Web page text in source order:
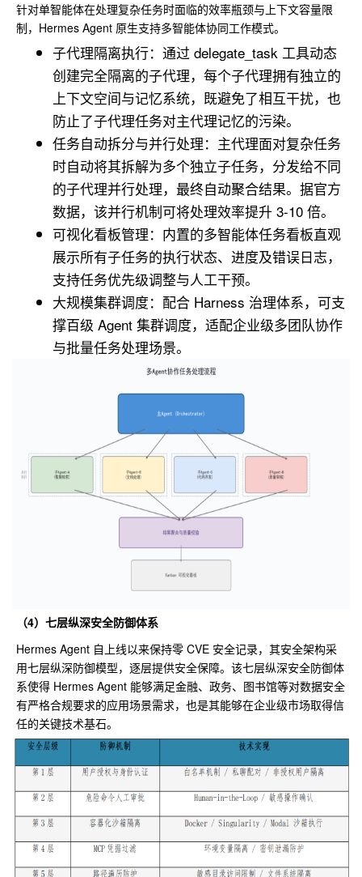
针对单智能体在处理复杂任务时面临的效率瓶颈与上下文容量限
制，Hermes Agent 原生支持多智能体协同工作模式。
子代理隔离执行：通过 delegate_task 工具动态
创建完全隔离的子代理，每个子代理拥有独立的
上下文空间与记忆系统，既避免了相互干扰，也
防止了子代理任务对主代理记忆的污染。
任务自动拆分与并行处理：主代理面对复杂任务
时自动将其拆解为多个独立子任务，分发给不同
的子代理并行处理，最终自动聚合结果。据官方
数据，该并行机制可将处理效率提升 3-10 倍。
可视化看板管理：内置的多智能体任务看板直观
展示所有子任务的执行状态、进度及错误日志，
支持任务优先级调整与人工干预。
大规模集群调度：配合 Harness 治理体系，可支
撑百级 Agent 集群调度，适配企业级多团队协作
与批量任务处理场景。
（4）七层纵深安全防御体系
Hermes Agent 自上线以来保持零 CVE 安全记录，其安全架构采
用七层纵深防御模型，逐层提供安全保障。该七层纵深安全防御体
系使得 Hermes Agent 能够满足金融、政务、图书馆等对数据安全
有严格合规要求的应用场景需求，也是其能够在企业级市场取得信
任的关键技术基石。